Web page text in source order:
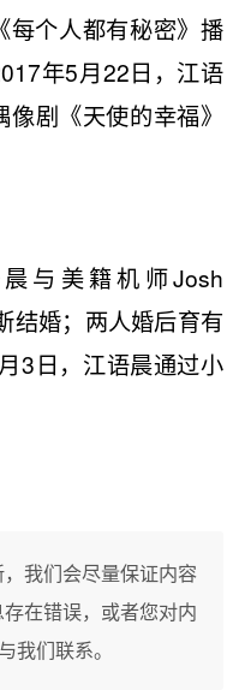
每个人都有秘密》播
年5月22日，江语
像剧《天使的幸福》
与美籍机师Josh
结婚；两人婚后育有
3日，江语晨通过小
我们会尽量保证内容
在错误，或者您对内
我们联系。